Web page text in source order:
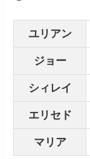
ユリアン
ジョー
シィレイ
エリセド
マリア